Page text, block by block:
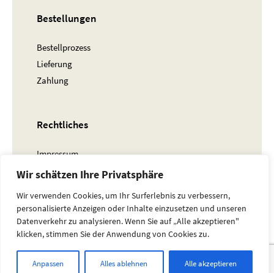
Wir schätzen Ihre Privatsphäre
Wir verwenden Cookies, um Ihr Surferlebnis zu verbessern,
personalisierte Anzeigen oder Inhalte einzusetzen und unseren
Datenverkehr zu analysieren. Wenn Sie auf „Alle akzeptieren"
klicken, stimmen Sie der Anwendung von Cookies zu.
Anpassen Alles ablehnen Alle akzeptieren
Bestellungen
Bestellprozess
Lieferung
Zahlung
Rechtliches
Impressum
AGB
Datenschutz
© 2023 Bellis Verlag nach oben